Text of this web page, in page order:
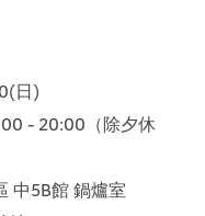
日)
- 20:00（除夕休
中5B館 鍋爐室